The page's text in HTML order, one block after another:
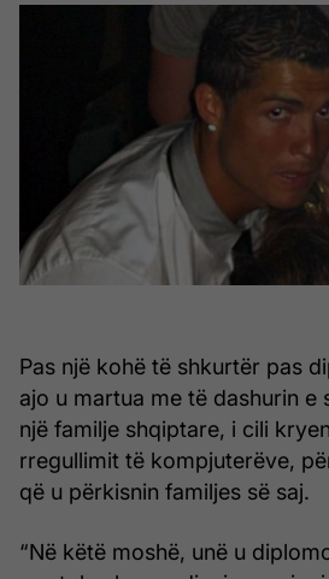
Pas një kohë të shkurtër pas
ajo u martua me të dashurin e
një familje shqiptare, i cili
rregullimit të kompjuterëve,
që u përkisnin familjes së saj.
“Në këtë moshë, unë u